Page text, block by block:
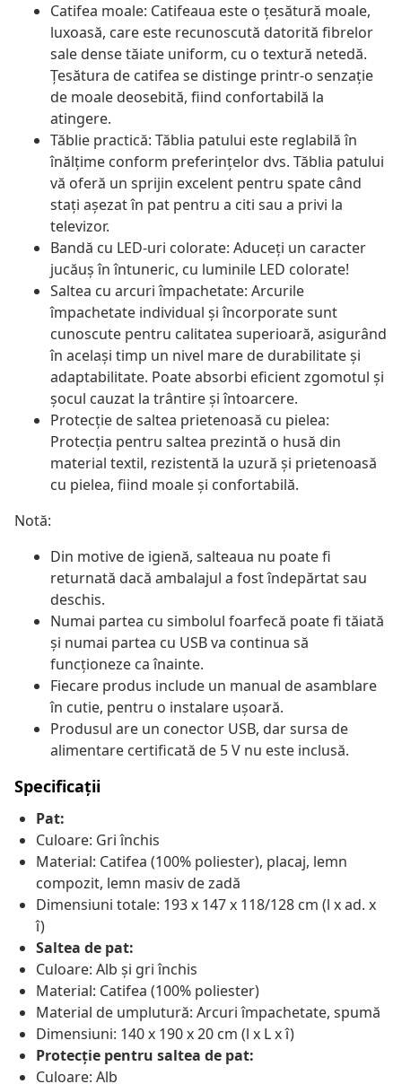
Catifea moale: Catifeaua este o țesătură moale,
luxoasă, care este recunoscută datorită fibrelor
sale dense tăiate uniform, cu o textură netedă.
Țesătura de catifea se distinge printr-o senzație
de moale deosebită, fiind confortabilă la
atingere.
Tăblie practică: Tăblia patului este reglabilă în
înălțime conform preferințelor dvs. Tăblia patului
vă oferă un sprijin excelent pentru spate când
stați așezat în pat pentru a citi sau a privi la
televizor.
Bandă cu LED-uri colorate: Aduceți un caracter
jucăuș în întuneric, cu luminile LED colorate!
Saltea cu arcuri împachetate: Arcurile
împachetate individual și încorporate sunt
cunoscute pentru calitatea superioară, asigurând
în același timp un nivel mare de durabilitate și
adaptabilitate. Poate absorbi eficient zgomotul și
șocul cauzat la trântire și întoarcere.
Protecție de saltea prietenoasă cu pielea:
Protecția pentru saltea prezintă o husă din
material textil, rezistentă la uzură și prietenoasă
cu pielea, fiind moale și confortabilă.
Notă:
Din motive de igienă, salteaua nu poate fi
returnată dacă ambalajul a fost îndepărtat sau
deschis.
Numai partea cu simbolul foarfecă poate fi tăiată
și numai partea cu USB va continua să
funcționeze ca înainte.
Fiecare produs include un manual de asamblare
în cutie, pentru o instalare ușoară.
Produsul are un conector USB, dar sursa de
alimentare certificată de 5 V nu este inclusă.
Specificații
Pat:
Culoare: Gri închis
Material: Catifea (100% poliester), placaj, lemn
compozit, lemn masiv de zadă
Dimensiuni totale: 193 x 147 x 118/128 cm (l x ad. x
î)
Saltea de pat:
Culoare: Alb și gri închis
Material: Catifea (100% poliester)
Material de umplutură: Arcuri împachetate, spumă
Dimensiuni: 140 x 190 x 20 cm (l x L x î)
Protecție pentru saltea de pat:
Culoare: Alb